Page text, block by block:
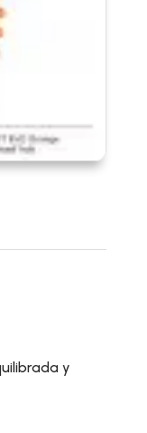
y